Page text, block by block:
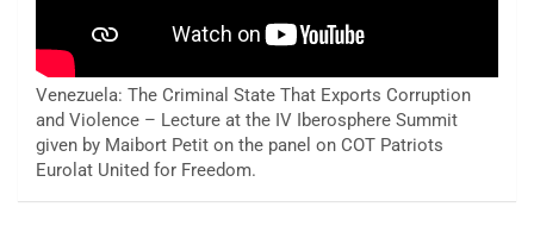
Venezuela: The Criminal State That Exports Corruption
and Violence – Lecture at the IV Iberosphere Summit
given by Maibort Petit on the panel on COT Patriots
Eurolat United for Freedom.